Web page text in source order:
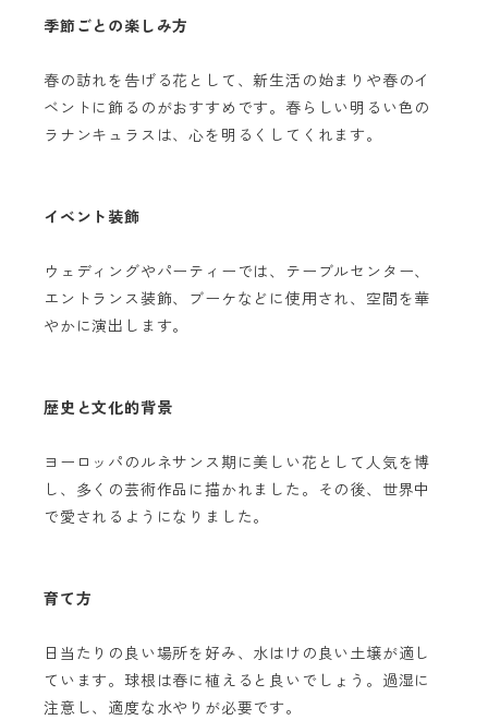
季節ごとの楽しみ方
春の訪れを告げる花として、新生活の始まりや春のイ
ベントに飾るのがおすすめです。春らしい明るい色の
ラナンキュラスは、心を明るくしてくれます。
イベント装飾
ウェディングやパーティーでは、テーブルセンター、
エントランス装飾、ブーケなどに使用され、空間を華
やかに演出します。
歴史と文化的背景
ヨーロッパのルネサンス期に美しい花として人気を博
し、多くの芸術作品に描かれました。その後、世界中
で愛されるようになりました。
育て方
日当たりの良い場所を好み、水はけの良い土壌が適し
ています。球根は春に植えると良いでしょう。過湿に
注意し、適度な水やりが必要です。